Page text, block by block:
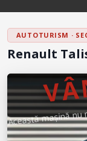
AUTOTURISM ·
Renault
Această mașină